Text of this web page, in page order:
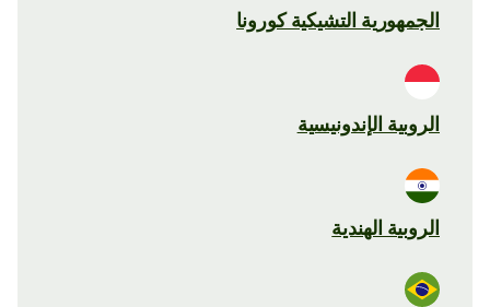
الجمهورية التشيكية كورونا
الروبية الإندونيسية
الروبية الهندية